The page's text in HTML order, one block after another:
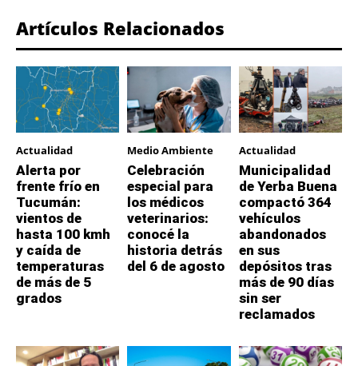
Artículos Relacionados
Actualidad
Alerta por
frente frío en
Tucumán:
vientos de
hasta 100 kmh
y caída de
temperaturas
de más de 5
grados
Medio Ambiente
Celebración
especial para
los médicos
veterinarios:
conocé la
historia detrás
del 6 de agosto
Actualidad
Municipalidad
de Yerba Buena
compactó 364
vehículos
abandonados
en sus
depósitos tras
más de 90 días
sin ser
reclamados